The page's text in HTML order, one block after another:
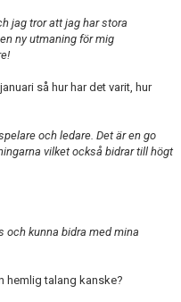
jag tror att jag har stora
ny utmaning för mig
så hur har det varit, hur
och ledare. Det är en go
vilket också bidrar till högt
och kunna bidra med mina
hemlig talang kanske?